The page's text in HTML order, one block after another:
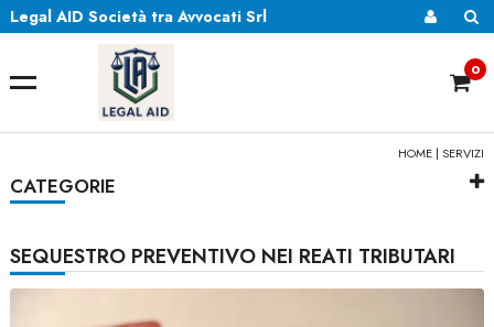
Legal AID Società tra Avvocati Srl
0
HOME |SERVIZI
CATEGORIE
SEQUESTRO PREVENTIVO NEI REATI TRIBUTARI